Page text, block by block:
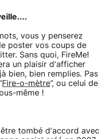
vous y penserez
poster vos coups de
Sans quoi, FireMe!
un plaisir d'afficher
bien, bien remplies. Pas
Fire-o-mètre”, ou celui de
même !
tombé d'accord avec